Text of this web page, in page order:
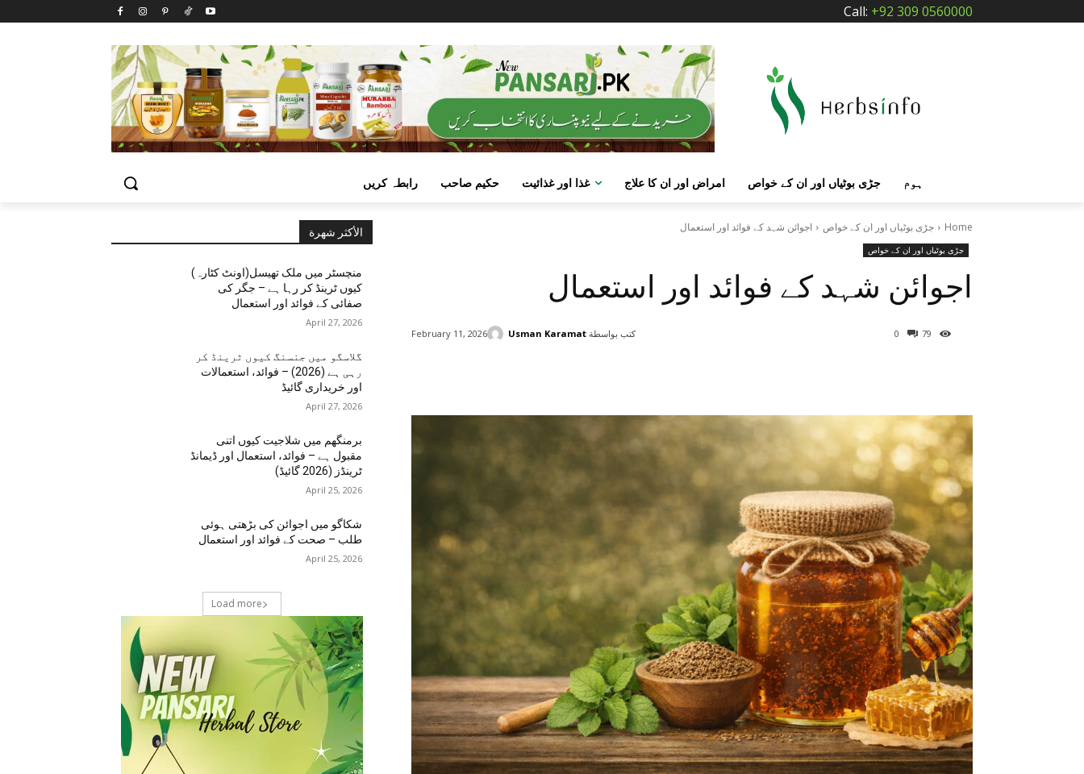
Call: +92 309 0560000
رابطہ کریں حکیم صاحب غذا اور غذائیت امراض اور ان کا علاج جڑی بوٹیاں اور ان کے خواص ہوم
Home جڑی بوٹیاں اور ان کے خواص اجوائن شہد کے فوائد اور استعمال
جڑی بوٹیاں اور ان کے خواص
اجوائن شہد کے فوائد اور استعمال
0 79
February 11, 2026 كتب بواسطة Usman Karamat
الأكثر شهرة
منچسٹر میں ملک تھیسل(اونٹ کٹارہ)
کیوں ٹرینڈ کر رہا ہے – جگر کی
صفائی کے فوائد اور استعمال
April 27, 2026
گلاسگو میں جنسنگ کیوں ٹرینڈ کر
رہی ہے (2026) – فوائد، استعمالات
اور خریداری گائیڈ
April 27, 2026
برمنگھم میں شلاجیت کیوں اتنی
مقبول ہے – فوائد، استعمال اور ڈیمانڈ
ٹرینڈز (2026 گائیڈ)
April 25, 2026
شکاگو میں اجوائن کی بڑھتی ہوئی
طلب – صحت کے فوائد اور استعمال
April 25, 2026
Load more